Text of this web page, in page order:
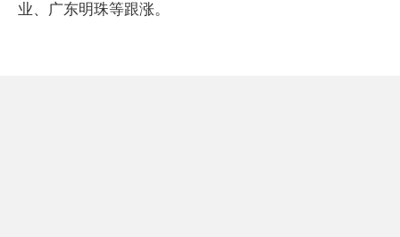
业、广东明珠等跟涨。